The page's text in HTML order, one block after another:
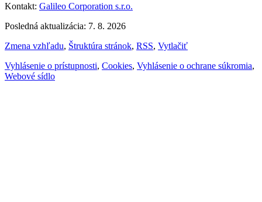
Kontakt: Galileo Corporation s.r.o.
Posledná aktualizácia: 7. 8. 2026
Zmena vzhľadu, Štruktúra stránok, RSS, Vytlačiť
Vyhlásenie o prístupnosti, Cookies, Vyhlásenie o ochrane súkromia,
Webové sídlo